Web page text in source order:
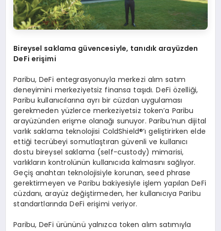
Bireysel saklama güvencesiyle, tanıdık arayüzden
DeFi erişimi
Paribu, DeFi entegrasyonuyla merkezi alım satım
deneyimini merkeziyetsiz finansa taşıdı. DeFi özelliği,
Paribu kullanıcılarına ayrı bir cüzdan uygulaması
gerekmeden yüzlerce merkeziyetsiz token’a Paribu
arayüzünden erişme olanağı sunuyor. Paribu’nun dijital
varlık saklama teknolojisi ColdShield®’ı geliştirirken elde
ettiği tecrübeyi somutlaştıran güvenli ve kullanıcı
dostu bireysel saklama (self-custody) mimarisi,
varlıkların kontrolünün kullanıcıda kalmasını sağlıyor.
Geçiş anahtarı teknolojisiyle korunan, seed phrase
gerektirmeyen ve Paribu bakiyesiyle işlem yapılan DeFi
cüzdanı, arayüz değiştirmeden, her kullanıcıya Paribu
standartlarında DeFi erişimi veriyor.
Paribu, DeFi ürününü yalnızca token alım satımıyla